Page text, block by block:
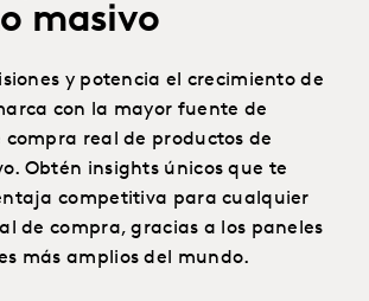
masivo
y potencia el crecimiento de
con la mayor fuente de
real de productos de
Obtén insights únicos que te
competitiva para cualquier
de compra, gracias a los paneles
más amplios del mundo.